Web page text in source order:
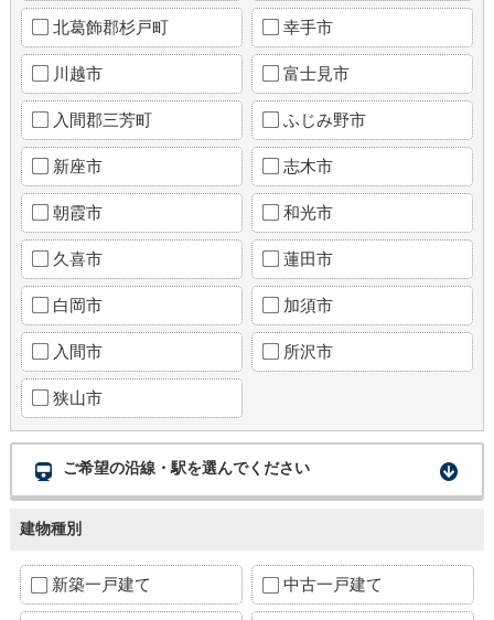
北葛飾郡杉戸町 幸手市
川越市 富士見市
入間郡三芳町 ふじみ野市
新座市 志木市
朝霞市 和光市
久喜市 蓮田市
白岡市 加須市
入間市 所沢市
狭山市
ご希望の沿線・駅を選んでください
建物種別
新築一戸建て 中古一戸建て